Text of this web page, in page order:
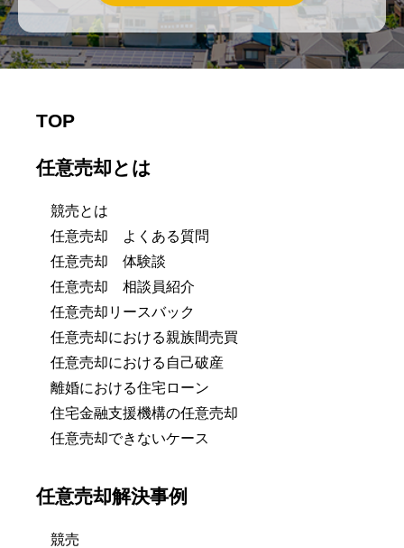
TOP
任意売却とは
競売とは
任意売却 よくある質問
任意売却 体験談
任意売却 相談員紹介
任意売却リースバック
任意売却における親族間売買
任意売却における自己破産
離婚における住宅ローン
住宅金融支援機構の任意売却
任意売却できないケース
任意売却解決事例
競売